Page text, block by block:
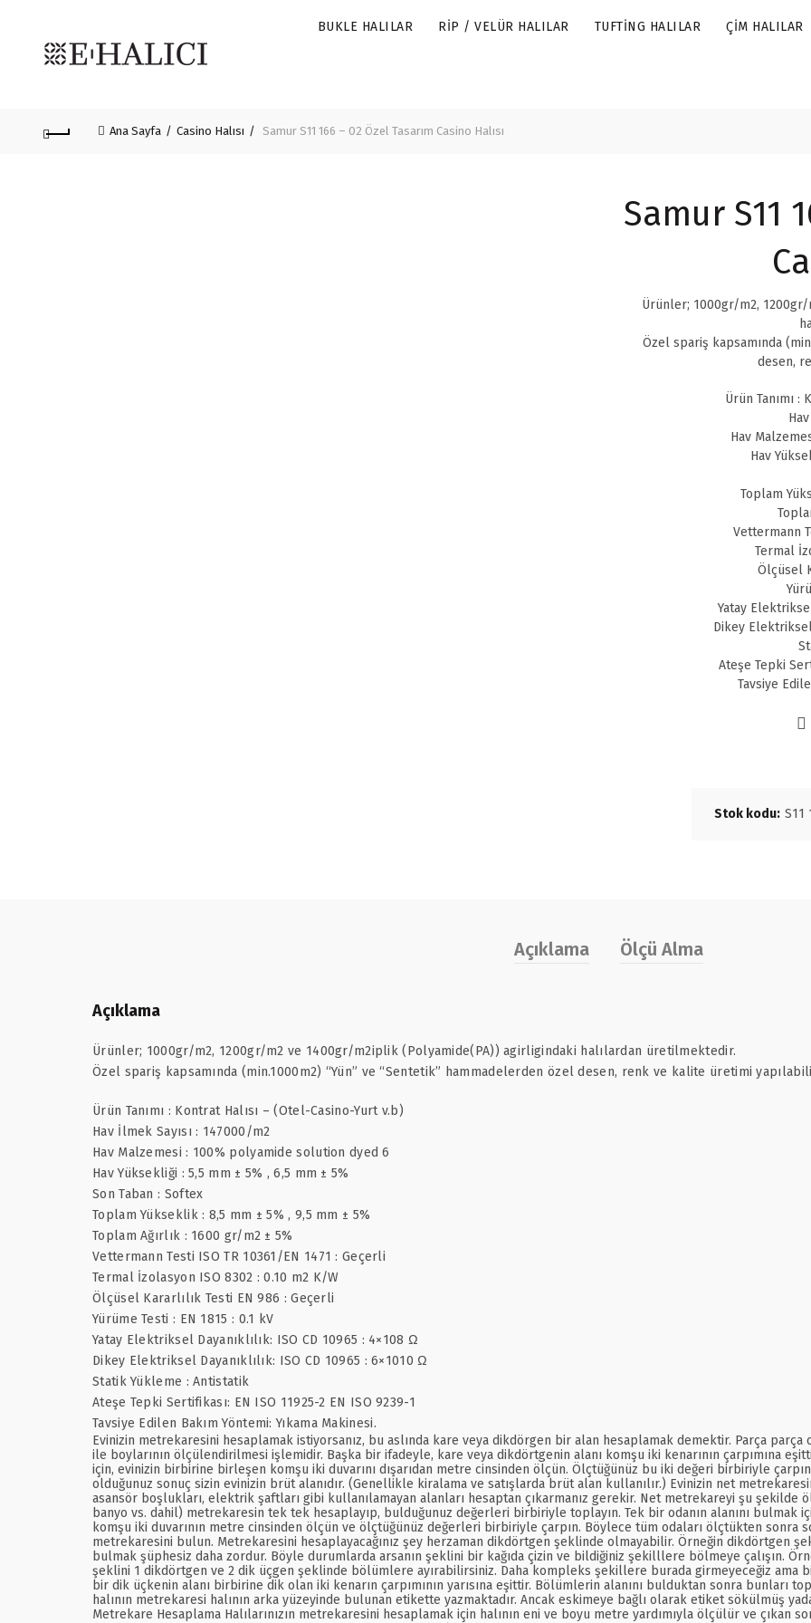
BUKLE HALILAR RIP / VELÜR HALILAR TUFTING HALILAR ÇIM HALILAR
Ana Sayfa Casino Halısı Samur S11 166 – 02 Özel Tasarım Casino Halısı
Samur S11
Ürünler; 1000gr/m2,
Özel spariş kapsamında
desen,
Ürün Tanımı :
Hav
Hav
Toplam
Vettermann
Termal
Ölçüsel
Yatay
Dikey Elektriksel
Ateşe Tepki
Tavsiye
Stok kodu: S11
Açıklama Ölçü Alma
Açıklama
Ürünler; 1000gr/m2, 1200gr/m2 ve 1400gr/m2iplik (Polyamide(PA)) agirligindaki halılardan üretilmektedir.
Özel spariş kapsamında (min.1000m2) “Yün” ve “Sentetik” hammadelerden özel desen, renk ve kalite üretimi
Ürün Tanımı : Kontrat Halısı – (Otel-Casino-Yurt v.b)
Hav İlmek Sayısı : 147000/m2
Hav Malzemesi : 100% polyamide solution dyed 6
Hav Yüksekliği : 5,5 mm ± 5% , 6,5 mm ± 5%
Son Taban : Softex
Toplam Yükseklik : 8,5 mm ± 5% , 9,5 mm ± 5%
Toplam Ağırlık : 1600 gr/m2 ± 5%
Vettermann Testi ISO TR 10361/EN 1471 : Geçerli
Termal İzolasyon ISO 8302 : 0.10 m2 K/W
Ölçüsel Kararlılık Testi EN 986 : Geçerli
Yürüme Testi : EN 1815 : 0.1 kV
Yatay Elektriksel Dayanıklılık: ISO CD 10965 : 4×108 Ω
Dikey Elektriksel Dayanıklılık: ISO CD 10965 : 6×1010 Ω
Statik Yükleme : Antistatik
Ateşe Tepki Sertifikası: EN ISO 11925-2 EN ISO 9239-1
Tavsiye Edilen Bakım Yöntemi: Yıkama Makinesi.
Evinizin metrekaresini hesaplamak istiyorsanız, bu aslında kare veya dikdörgen bir alan hesaplamak demektir. Parça
ile boylarının ölçülendirilmesi işlemidir. Başka bir ifadeyle, kare veya dikdörtgenin alanı komşu iki kenarının çarpımına
için, evinizin birbirine birleşen komşu iki duvarını dışarıdan metre cinsinden ölçün. Ölçtüğünüz bu iki değeri birbiriyle
olduğunuz sonuç sizin evinizin brüt alanıdır. (Genellikle kiralama ve satışlarda brüt alan kullanılır.) Evinizin net
asansör boşlukları, elektrik şaftları gibi kullanılamayan alanları hesaptan çıkarmanız gerekir. Net metrekareyi şu şekilde
banyo vs. dahil) metrekaresin tek tek hesaplayıp, bulduğunuz değerleri birbiriyle toplayın. Tek bir odanın alanını bulmak
komşu iki duvarının metre cinsinden ölçün ve ölçtüğünüz değerleri birbiriyle çarpın. Böylece tüm odaları ölçtükten sonra
metrekaresini bulun. Metrekaresini hesaplayacağınız şey herzaman dikdörtgen şeklinde olmayabilir. Örneğin dikdörtgen
bulmak şüphesiz daha zordur. Böyle durumlarda arsanın şeklini bir kağıda çizin ve bildiğiniz şekilllere bölmeye çalışın.
şeklini 1 dikdörtgen ve 2 dik üçgen şeklinde bölümlere ayırabilirsiniz. Daha kompleks şekillere burada girmeyeceğiz ama
bir dik üçkenin alanı birbirine dik olan iki kenarın çarpımının yarısına eşittir. Bölümlerin alanını bulduktan sonra bunları
halının metrekaresi halının arka yüzeyinde bulunan etikette yazmaktadır. Ancak eskimeye bağlı olarak etiket sökülmüş
Metrekare Hesaplama Halılarınızın metrekaresini hesaplamak için halının eni ve boyu metre yardımıyla ölçülür ve çıkan